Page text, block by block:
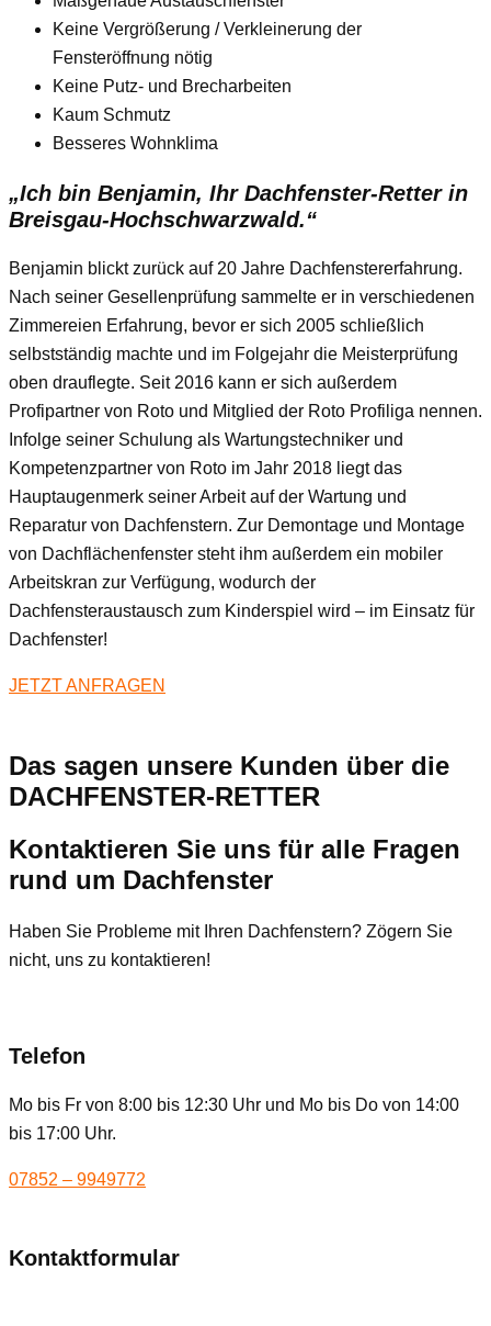
Keine Vergrößerung / Verkleinerung der
Fensteröffnung nötig
Keine Putz- und Brecharbeiten
Kaum Schmutz
Besseres Wohnklima
„Ich bin Benjamin, Ihr Dachfenster-Retter in
Breisgau-Hochschwarzwald.“
Benjamin blickt zurück auf 20 Jahre Dachfenstererfahrung.
Nach seiner Gesellenprüfung sammelte er in verschiedenen
Zimmereien Erfahrung, bevor er sich 2005 schließlich
selbstständig machte und im Folgejahr die Meisterprüfung
oben drauflegte. Seit 2016 kann er sich außerdem
Profipartner von Roto und Mitglied der Roto Profiliga nennen.
Infolge seiner Schulung als Wartungstechniker und
Kompetenzpartner von Roto im Jahr 2018 liegt das
Hauptaugenmerk seiner Arbeit auf der Wartung und
Reparatur von Dachfenstern. Zur Demontage und Montage
von Dachflächenfenster steht ihm außerdem ein mobiler
Arbeitskran zur Verfügung, wodurch der
Dachfensteraustausch zum Kinderspiel wird – im Einsatz für
Dachfenster!
JETZT ANFRAGEN
Das sagen unsere Kunden über die
DACHFENSTER-RETTER
Kontaktieren Sie uns für alle Fragen
rund um Dachfenster
Haben Sie Probleme mit Ihren Dachfenstern? Zögern Sie
nicht, uns zu kontaktieren!
Telefon
Mo bis Fr von 8:00 bis 12:30 Uhr und Mo bis Do von 14:00
bis 17:00 Uhr.
07852 – 9949772
Kontaktformular